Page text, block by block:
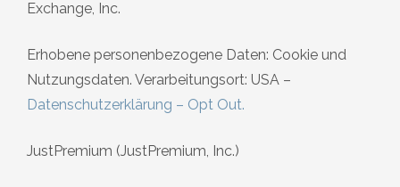
Exchange, Inc.
Erhobene personenbezogene Daten: Cookie und
Nutzungsdaten. Verarbeitungsort: USA –
Datenschutzerklärung – Opt Out.
JustPremium (JustPremium, Inc.)